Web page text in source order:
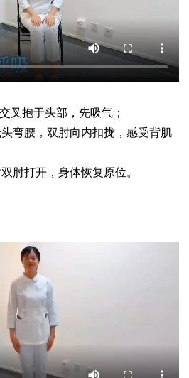
叉抱于头部，先吸气；
弯腰，双肘向内扣拢，感受背肌
肘打开，身体恢复原位。